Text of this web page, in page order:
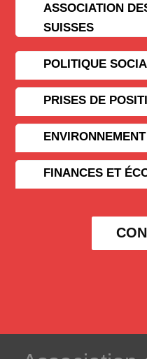
ASSOCIATION
SUISSES
POLITIQUE
PRISES DE
FINANCES ET